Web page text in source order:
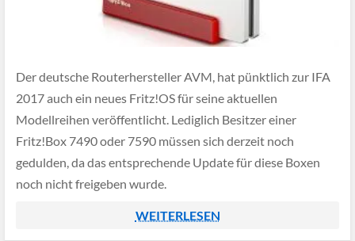
Der deutsche Routerhersteller AVM, hat pünktlich zur IFA
2017 auch ein neues Fritz!OS für seine aktuellen
Modellreihen veröffentlicht. Lediglich Besitzer einer
Fritz!Box 7490 oder 7590 müssen sich derzeit noch
gedulden, da das entsprechende Update für diese Boxen
noch nicht freigeben wurde.
WEITERLESEN